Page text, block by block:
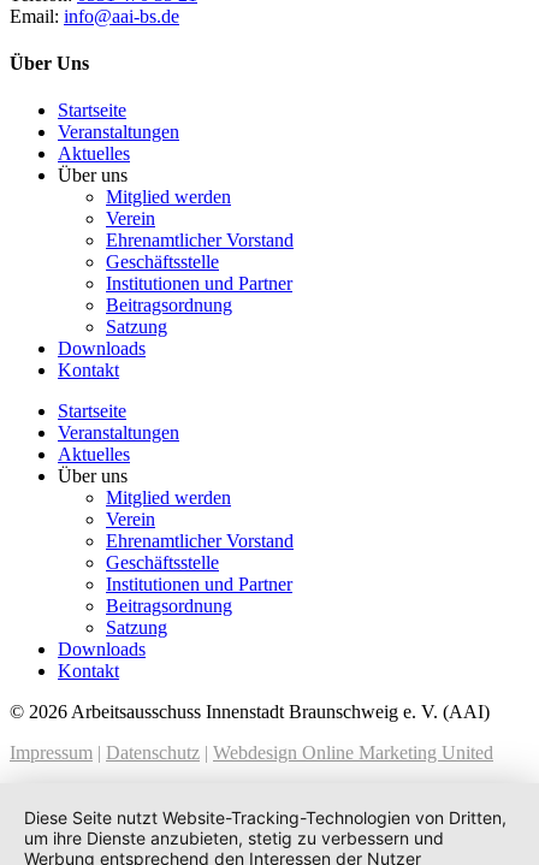
Email: info@aai-bs.de
Über Uns
Startseite
Veranstaltungen
Aktuelles
Über uns
Mitglied werden
Verein
Ehrenamtlicher Vorstand
Geschäftsstelle
Institutionen und Partner
Beitragsordnung
Satzung
Downloads
Kontakt
Startseite
Veranstaltungen
Aktuelles
Über uns
Mitglied werden
Verein
Ehrenamtlicher Vorstand
Geschäftsstelle
Institutionen und Partner
Beitragsordnung
Satzung
Downloads
Kontakt
© 2026 Arbeitsausschuss Innenstadt Braunschweig e. V. (AAI)
Impressum | Datenschutz | Webdesign Online Marketing United
Diese Seite nutzt Website-Tracking-Technologien von Dritten,
um ihre Dienste anzubieten, stetig zu verbessern und
Werbung entsprechend den Interessen der Nutzer